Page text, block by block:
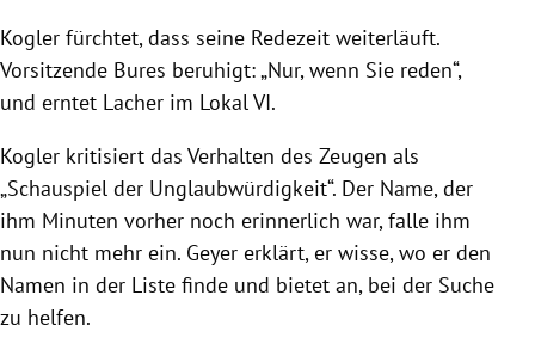
Kogler fürchtet, dass seine Redezeit weiterläuft.
Vorsitzende Bures beruhigt: „Nur, wenn Sie reden“,
und erntet Lacher im Lokal VI.
Kogler kritisiert das Verhalten des Zeugen als
„Schauspiel der Unglaubwürdigkeit“. Der Name, der
ihm Minuten vorher noch erinnerlich war, falle ihm
nun nicht mehr ein. Geyer erklärt, er wisse, wo er den
Namen in der Liste finde und bietet an, bei der Suche
zu helfen.